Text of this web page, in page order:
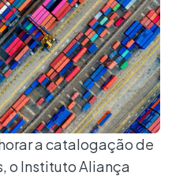
a catalogação de
o Instituto Aliança